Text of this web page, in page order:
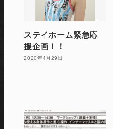
ステイホーム緊急応
援企画！！
2020年4月29日